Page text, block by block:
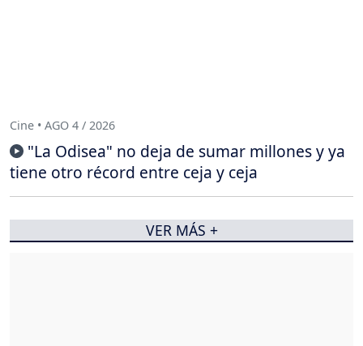
Cine • AGO 4 / 2026
"La Odisea" no deja de sumar millones y ya
tiene otro récord entre ceja y ceja
VER MÁS +